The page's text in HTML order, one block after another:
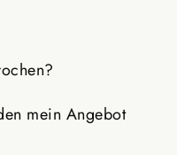
mein Angebot